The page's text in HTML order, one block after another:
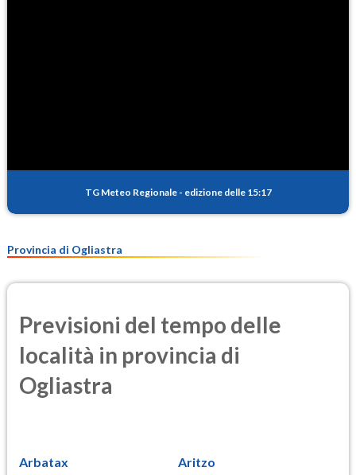
TG Meteo Regionale - edizione delle 15:17
Provincia di Ogliastra
Previsioni del tempo delle
località in provincia di
Ogliastra
Arbatax Aritzo